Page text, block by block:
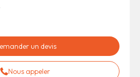
un devis
Nous appeler